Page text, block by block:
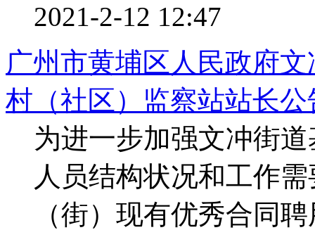
2021-2-12 12:47
广州市黄埔区人民政府
村（社区）监察站站长公
为进一步加强文冲街
人员结构状况和工作
（街）现有优秀合同